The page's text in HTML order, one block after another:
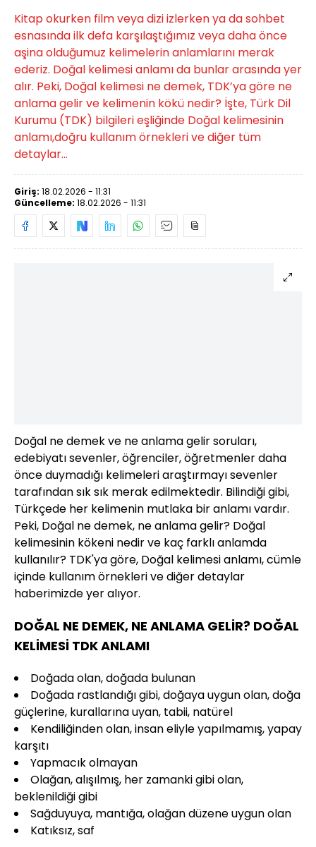
Kitap okurken film veya dizi izlerken ya da sohbet
esnasında ilk defa karşılaştığımız veya daha önce
aşina olduğumuz kelimelerin anlamlarını merak
ederiz. Doğal kelimesi anlamı da bunlar arasında yer
alır. Peki, Doğal kelimesi ne demek, TDK’ya göre ne
anlama gelir ve kelimenin kökü nedir? İşte, Türk Dil
Kurumu (TDK) bilgileri eşliğinde Doğal kelimesinin
anlamı,doğru kullanım örnekleri ve diğer tüm
detaylar...
Giriş: 18.02.2026 - 11:31
Güncelleme: 18.02.2026 - 11:31
Doğal ne demek ve ne anlama gelir soruları,
edebiyatı sevenler, öğrenciler, öğretmenler daha
önce duymadığı kelimeleri araştırmayı sevenler
tarafından sık sık merak edilmektedir. Bilindiği gibi,
Türkçede her kelimenin mutlaka bir anlamı vardır.
Peki, Doğal ne demek, ne anlama gelir? Doğal
kelimesinin kökeni nedir ve kaç farklı anlamda
kullanılır? TDK'ya göre, Doğal kelimesi anlamı, cümle
içinde kullanım örnekleri ve diğer detaylar
haberimizde yer alıyor.
DOĞAL NE DEMEK, NE ANLAMA GELİR? DOĞAL
KELİMESİ TDK ANLAMI
Doğada olan, doğada bulunan
Doğada rastlandığı gibi, doğaya uygun olan, doğa
güçlerine, kurallarına uyan, tabii, natürel
Kendiliğinden olan, insan eliyle yapılmamış, yapay
karşıtı
Yapmacık olmayan
Olağan, alışılmış, her zamanki gibi olan,
beklenildiği gibi
Sağduyuya, mantığa, olağan düzene uygun olan
Katıksız, saf